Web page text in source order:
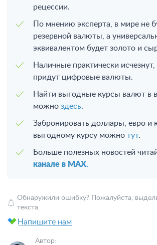
рецессии.
По мнению эксперта, в мире не
резервной валюты, а
эквивалентом будет золото и
Наличные практически
придут цифровые валюты.
Найти выгодные курсы валют в
можно здесь.
Забронировать доллары, евро и
выгодному курсу можно тут.
Больше полезных новостей
канале в MAX.
Обнаружили ошибку? Пожалуйста,
текста.
Напишите нам
Автор: